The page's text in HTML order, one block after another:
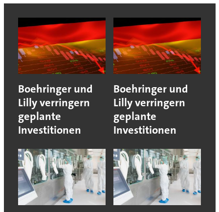
Boehringer und
Lilly verringern
geplante
Investitionen
Boehringer und
Lilly verringern
geplante
Investitionen